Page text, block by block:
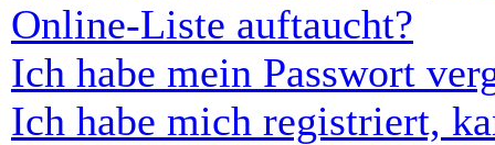
Online-Liste auftaucht?
Ich habe mein Passwort
Ich habe mich registriert,